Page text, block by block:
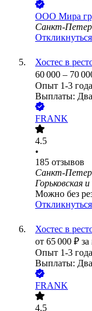
ООО Мира
Санкт-
Откликнуться
Хостес в
60 000 – 70
Опыт 1-3 года
Выплаты: Два
FRANK
4.5
•
185 отзывов
Санкт-
Горьковская и
Можно без
Откликнуться
Хостес в
от 65 000 ₽ за
Опыт 1-3 года
Выплаты: Два
FRANK
4.5